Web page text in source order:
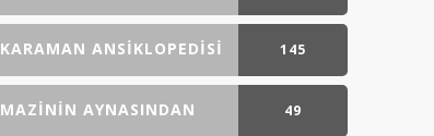
GÖNDERI(LER)
KARAMAN ANSIKLOPEDISI 145
GÖNDERI(LER)
MAZININ AYNASINDAN 49